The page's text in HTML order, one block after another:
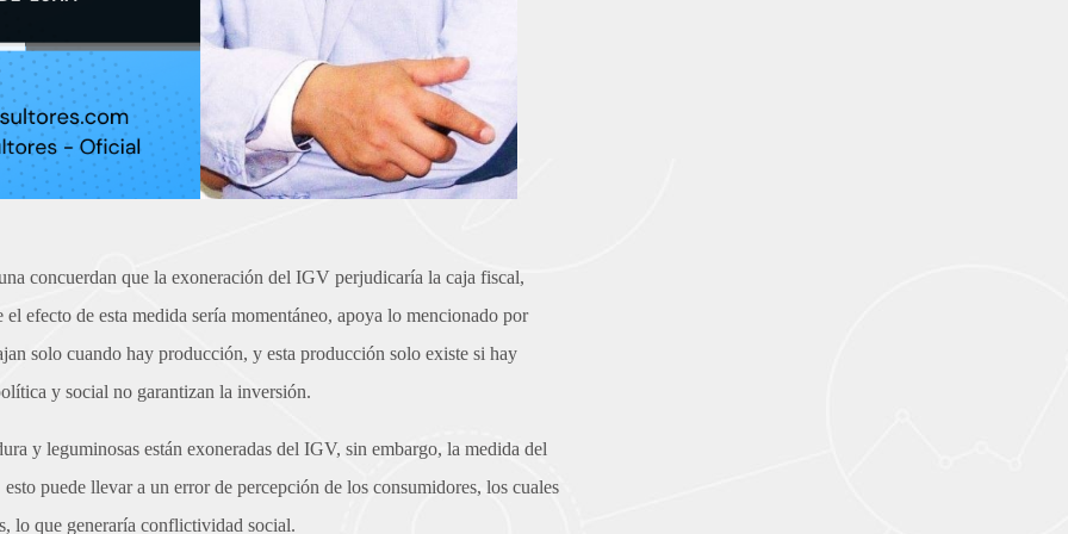
concuerdan que la exoneración del IGV perjudicaría la caja fiscal,
efecto de esta medida sería momentáneo, apoya lo mencionado por
solo cuando hay producción, y esta producción solo existe si hay
y social no garantizan la inversión.
y leguminosas están exoneradas del IGV, sin embargo, la medida del
puede llevar a un error de percepción de los consumidores, los cuales
lo que generaría conflictividad social.